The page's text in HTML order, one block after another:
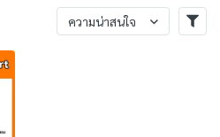
ความน่าสนใจ